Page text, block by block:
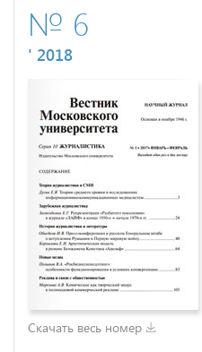
№ 6
' 2018
Скачать весь номер